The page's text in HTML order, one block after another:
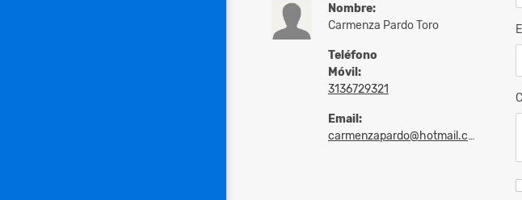
Nombre:
Carmenza Pardo Toro
Teléfono
Móvil:
3136729321
Email:
carmenzapardo@hotmail.com